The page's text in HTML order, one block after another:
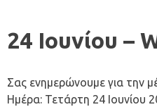
24 Ιουνίου –
Σας ενημερώνουμε για την
Ημέρα: Τετάρτη 24 Ιουνίου